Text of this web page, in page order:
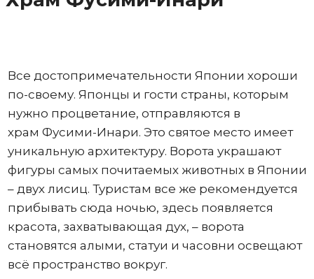
Все достопримечательности Японии хороши
по-своему. Японцы и гости страны, которым
нужно процветание, отправляются в
храм Фусими-Инари. Это святое место имеет
уникальную архитектуру. Ворота украшают
фигуры самых почитаемых животных в Японии
– двух лисиц. Туристам все же рекомендуется
прибывать сюда ночью, здесь появляется
красота, захватывающая дух, – ворота
становятся алыми, статуи и часовни освещают
всё пространство вокруг.